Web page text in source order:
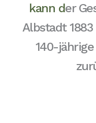
kann der
Albstadt 1883
140-